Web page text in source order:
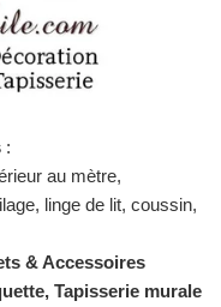
:
au mètre,
linge de lit, coussin,
& Accessoires
Tapisserie murale